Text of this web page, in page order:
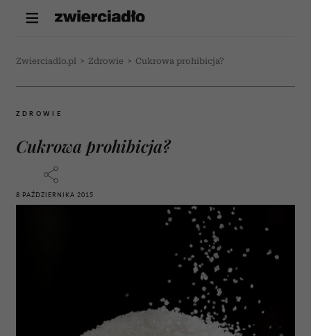
Zwierciadlo.pl > Zdrowie > Cukrowa prohibicja?
ZDROWIE
Cukrowa prohibicja?
8 PAŹDZIERNIKA 2015